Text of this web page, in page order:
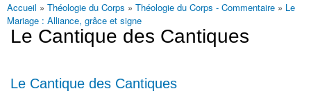
Vous êtes ici
Accueil » Théologie du Corps » Théologie du Corps - Commentaire » Le
Mariage : Alliance, grâce et signe
Le Cantique des Cantiques
Le Cantique des Cantiques